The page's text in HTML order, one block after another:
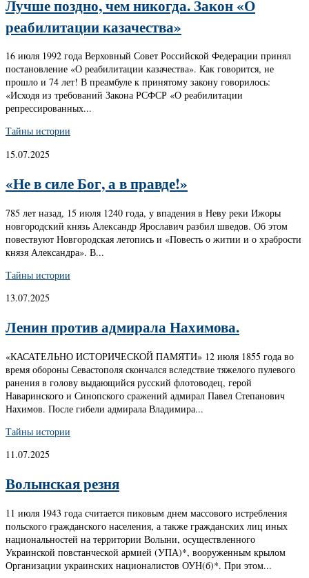
Лучше поздно, чем никогда. Закон «О
реабилитации казачества»
16 июля 1992 года Верховный Совет Российской Федерации принял
постановление «О реабилитации казачества». Как говорится, не
прошло и 74 лет! В преамбуле к принятому закону говорилось:
«Исходя из требований Закона РСФСР «О реабилитации
репрессированных...
Тайны истории
15.07.2025
«Не в силе Бог, а в правде!»
785 лет назад, 15 июля 1240 года, у впадения в Неву реки Ижоры
новгородский князь Александр Ярославич разбил шведов. Об этом
повествуют Новгородская летопись и «Повесть о житии и о храбрости
князя Александра». В...
Тайны истории
13.07.2025
Ленин против адмирала Нахимова.
«КАСАТЕЛЬНО ИСТОРИЧЕСКОЙ ПАМЯТИ» 12 июля 1855 года во
время обороны Севастополя скончался вследствие тяжелого пулевого
ранения в голову выдающийся русский флотоводец, герой
Наваринского и Синопского сражений адмирал Павел Степанович
Нахимов. После гибели адмирала Владимира...
Тайны истории
11.07.2025
Волынская резня
11 июля 1943 года считается пиковым днем массового истребления
польского гражданского населения, а также гражданских лиц иных
национальностей на территории Волыни, осуществленного
Украинской повстанческой армией (УПА)*, вооруженным крылом
Организации украинских националистов ОУН(б)*. При этом...